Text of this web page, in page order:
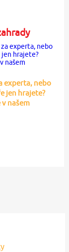
experta, nebo
jen hrajete?
našem